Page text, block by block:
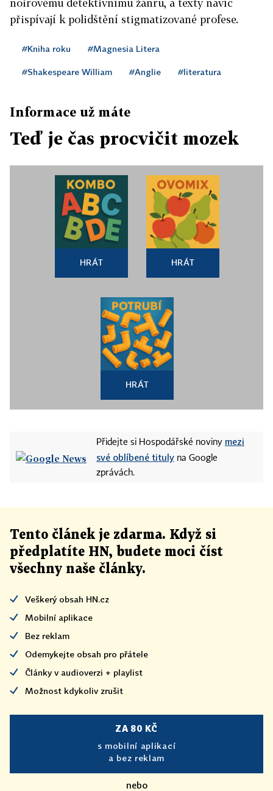
přispívají k polidštění stigmatizované profese.
#Kniha roku #Magnesia Litera
#Shakespeare William #Anglie #literatura
Informace už máte
Teď je čas procvičit mozek
HRÁT HRÁT
HRÁT
Přidejte si Hospodářské noviny mezi
své oblíbené tituly na Google
zprávách.
Tento článek je zdarma. Když si
předplatíte HN, budete moci číst
všechny naše články.
Veškerý obsah HN.cz
Mobilní aplikace
Bez reklam
Odemykejte obsah pro přátele
Články v audioverzi + playlist
Možnost kdykoliv zrušit
ZA 80 KČ
s mobilní aplikací
a bez reklam
nebo